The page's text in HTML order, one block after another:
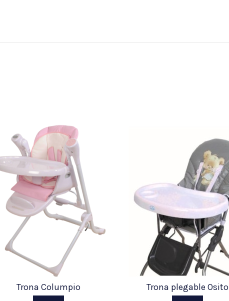
Trona Columpio Trona plegable Osito